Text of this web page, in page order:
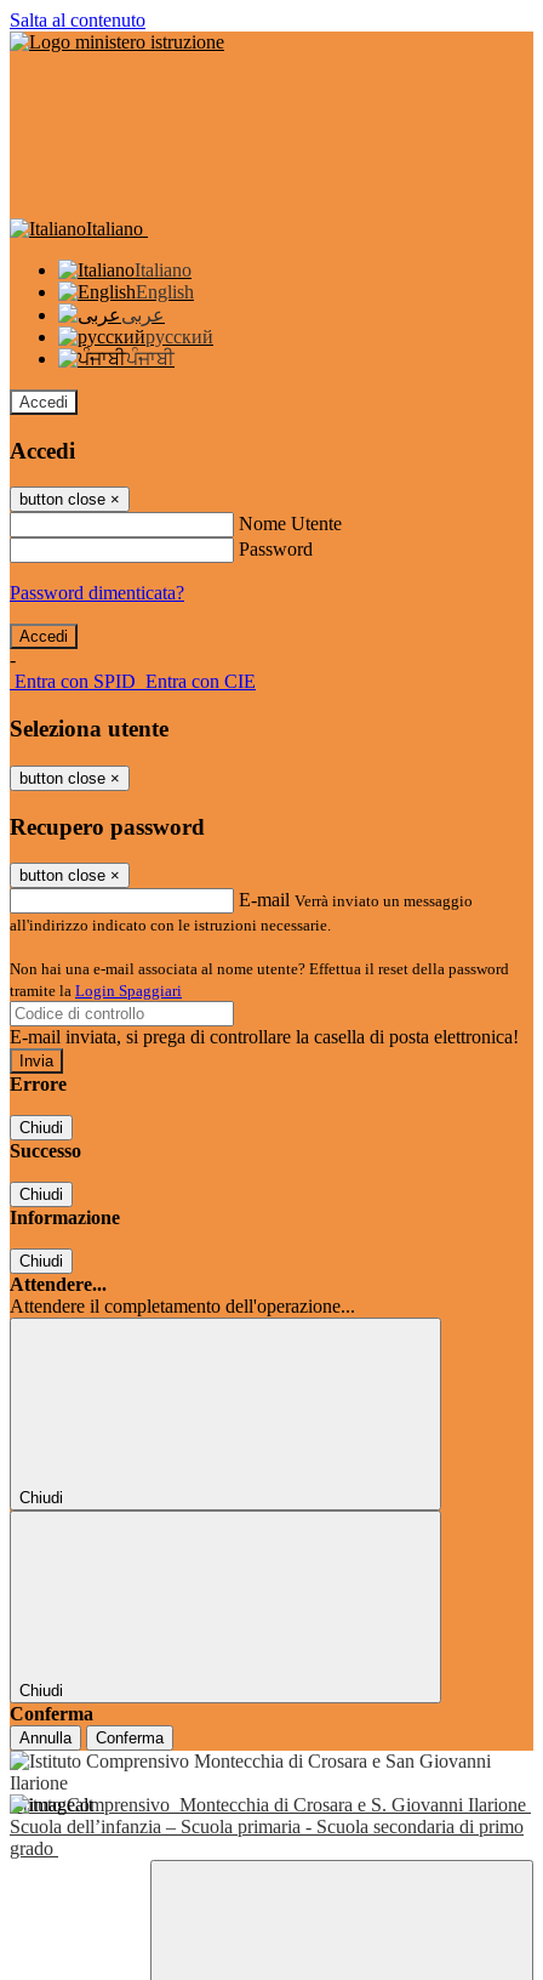
Salta al contenuto
Italiano
Italiano
English
عربى
русский
ਪੰਜਾਬੀ
Accedi
Accedi
button close ×
Nome Utente
Password
Password dimenticata?
-
Entra con SPID Entra con CIE
Seleziona utente
button close ×
Recupero password
button close ×
E-mail Verrà inviato un messaggio
all'indirizzo indicato con le istruzioni necessarie.
Non hai una e-mail associata al nome utente? Effettua il reset della password
tramite la Login Spaggiari
E-mail inviata, si prega di controllare la casella di posta elettronica!
Errore
Chiudi
Successo
Chiudi
Informazione
Chiudi
Attendere...
Attendere il completamento dell'operazione...
Chiudi
Chiudi
Conferma
Annulla Conferma
Istituto Comprensivo Montecchia di Crosara e S. Giovanni Ilarione
Scuola dell’infanzia – Scuola primaria - Scuola secondaria di primo
grado